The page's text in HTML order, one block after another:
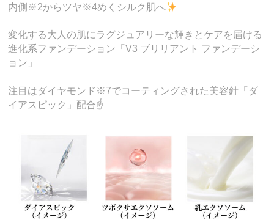
内側※2からツヤ※4めくシルク肌へ
変化する大人の肌にラグジュアリーな輝きとケアを届ける
進化系ファンデーション「V3 ブリリアント ファンデーシ
ョン」
注目はダイヤモンド※7でコーティングされた美容針「ダ
イアスピック」配合☝️